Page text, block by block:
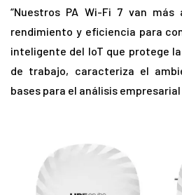
“Nuestros PA Wi-Fi 7 van
rendimiento y eficiencia para
inteligente del IoT que protege
de trabajo, caracteriza el
bases para el análisis